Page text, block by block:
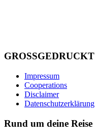
GROSSGEDRUCKT
Impressum
Cooperations
Disclaimer
Datenschutzerklärung
Rund um deine Reise